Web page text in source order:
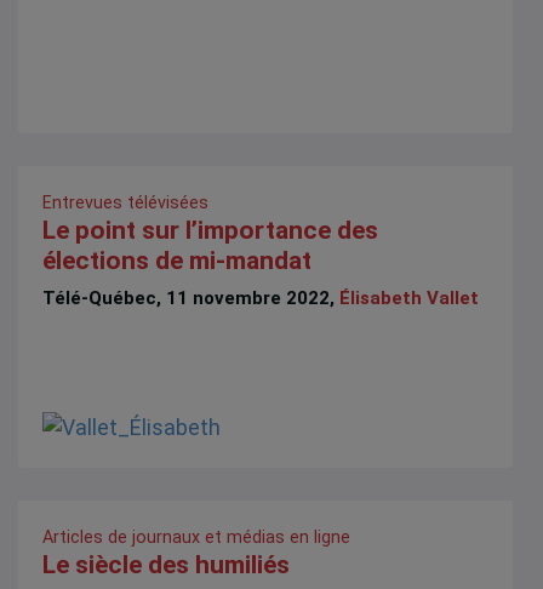
Entrevues télévisées
Le point sur l’importance des
élections de mi-mandat
Télé-Québec, 11 novembre 2022, Élisabeth Vallet
Articles de journaux et médias en ligne
Le siècle des humiliés